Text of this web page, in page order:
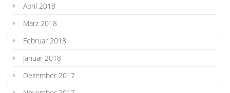
April 2018
März 2018
Februar 2018
Januar 2018
Dezember 2017